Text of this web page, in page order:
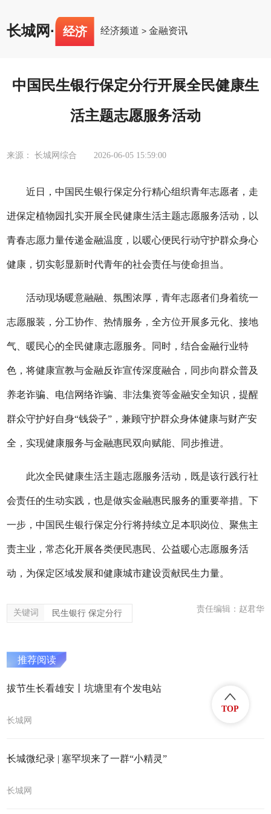
长城网· 经济 经济频道 >金融资讯
中国民生银行保定分行开展全民健康生
活主题志愿服务活动
来源： 长城网综合 2026-06-05 15:59:00
近日，中国民生银行保定分行精心组织青年志愿者，走
进保定植物园扎实开展全民健康生活主题志愿服务活动，以
青春志愿力量传递金融温度，以暖心便民行动守护群众身心
健康，切实彰显新时代青年的社会责任与使命担当。
活动现场暖意融融、氛围浓厚，青年志愿者们身着统一
志愿服装，分工协作、热情服务，全方位开展多元化、接地
气、暖民心的全民健康志愿服务。同时，结合金融行业特
色，将健康宣教与金融反诈宣传深度融合，同步向群众普及
养老诈骗、电信网络诈骗、非法集资等金融安全知识，提醒
群众守护好自身“钱袋子”，兼顾守护群众身体健康与财产安
全，实现健康服务与金融惠民双向赋能、同步推进。
此次全民健康生活主题志愿服务活动，既是该行践行社
会责任的生动实践，也是做实金融惠民服务的重要举措。下
一步，中国民生银行保定分行将持续立足本职岗位、聚焦主
责主业，常态化开展各类便民惠民、公益暖心志愿服务活
动，为保定区域发展和健康城市建设贡献民生力量。
关键词 民生银行 保定分行 责任编辑：赵君华
推荐阅读
拔节生长看雄安丨坑塘里有个发电站
长城网
长城微纪录 | 塞罕坝来了一群“小精灵”
长城网
TOP